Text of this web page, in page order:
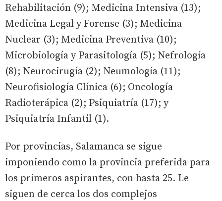
Rehabilitación (9); Medicina Intensiva (13);
Medicina Legal y Forense (3); Medicina
Nuclear (3); Medicina Preventiva (10);
Microbiología y Parasitología (5); Nefrología
(8); Neurocirugía (2); Neumología (11);
Neurofisiología Clínica (6); Oncología
Radioterápica (2); Psiquiatría (17); y
Psiquiatría Infantil (1).
Por provincias, Salamanca se sigue
imponiendo como la provincia preferida para
los primeros aspirantes, con hasta 25. Le
siguen de cerca los dos complejos